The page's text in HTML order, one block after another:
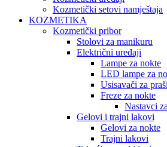
Kozmetički setovi namještaja
KOZMETIKA
Kozmetički pribor
Stolovi za manikuru
Električni uređaji
Lampe za nokte
LED lampe za
Usisavači za
Freze za nokte
Nastavci
Gelovi i trajni lakovi
Gelovi za nokte
Trajni lakovi